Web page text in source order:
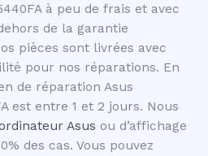
à peu de frais et avec
de la garantie
pièces sont livrées avec
pour nos réparations. En
de réparation Asus
est entre 1 et 2 jours. Nous
Asus ou d’affichage
des cas. Vous pouvez